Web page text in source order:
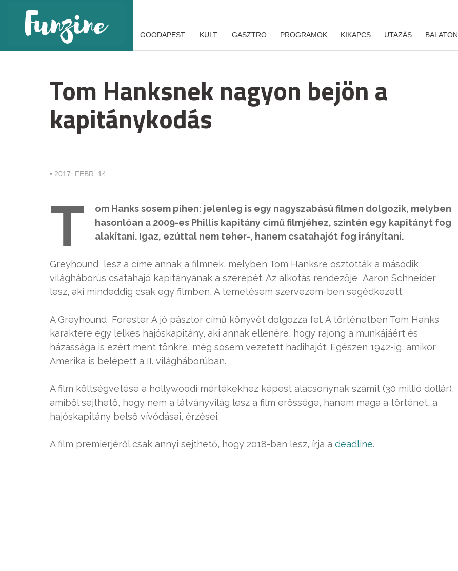
GOODAPEST KULT GASZTRO PROGRAMOK KIKAPCS UTAZÁS BALATON
Tom Hanksnek nagyon bejön a
kapitánykodás
• 2017. FEBR. 14.
T
om Hanks sosem pihen: jelenleg is egy nagyszabású filmen dolgozik, melyben
hasonlóan a 2009-es Phillis kapitány című filmjéhez, szintén egy kapitányt fog
alakítani. Igaz, ezúttal nem teher-, hanem csatahajót fog irányítani.
Greyhound lesz a címe annak a filmnek, melyben Tom Hanksre osztották a második
világháborús csatahajó kapitányának a szerepét. Az alkotás rendezője Aaron Schneider
lesz, aki mindeddig csak egy filmben, A temetésem szervezem-ben segédkezett.
A Greyhound Forester A jó pásztor című könyvét dolgozza fel. A történetben Tom Hanks
karaktere egy lelkes hajóskapitány, aki annak ellenére, hogy rajong a munkájáért és
házassága is ezért ment tönkre, még sosem vezetett hadihajót. Egészen 1942-ig, amikor
Amerika is belépett a II. világháborúban.
A film költségvetése a hollywoodi mértékekhez képest alacsonynak számít (30 millió dollár),
amiből sejthető, hogy nem a látványvilág lesz a film erőssége, hanem maga a történet, a
hajóskapitány belső vívódásai, érzései.
A film premierjéről csak annyi sejthető, hogy 2018-ban lesz, írja a deadline.